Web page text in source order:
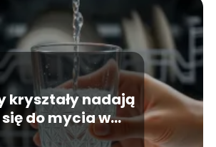
kryształy nadają
się do mycia w
zmywarce?